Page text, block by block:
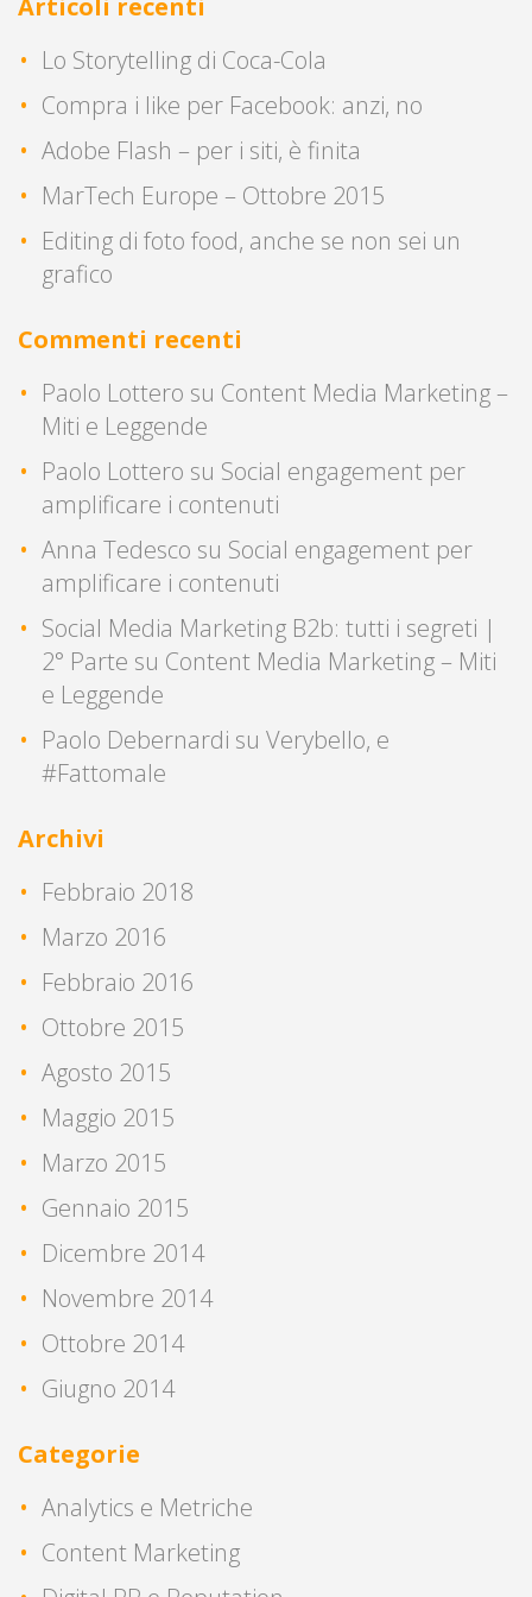
Articoli recenti
Lo Storytelling di Coca-Cola
Compra i like per Facebook: anzi, no
Adobe Flash – per i siti, è finita
MarTech Europe – Ottobre 2015
Editing di foto food, anche se non sei un
grafico
Commenti recenti
Paolo Lottero su Content Media Marketing –
Miti e Leggende
Paolo Lottero su Social engagement per
amplificare i contenuti
Anna Tedesco su Social engagement per
amplificare i contenuti
Social Media Marketing B2b: tutti i segreti |
2° Parte su Content Media Marketing – Miti
e Leggende
Paolo Debernardi su Verybello, e
#Fattomale
Archivi
Febbraio 2018
Marzo 2016
Febbraio 2016
Ottobre 2015
Agosto 2015
Maggio 2015
Marzo 2015
Gennaio 2015
Dicembre 2014
Novembre 2014
Ottobre 2014
Giugno 2014
Categorie
Analytics e Metriche
Content Marketing